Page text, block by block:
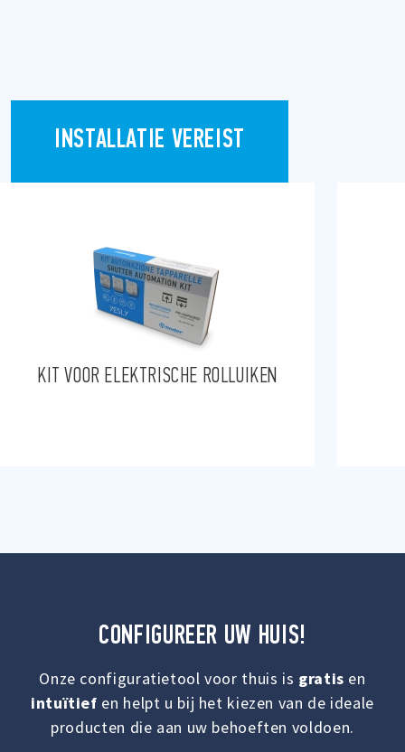
INSTALLATIE VEREIST
KIT VOOR ELEKTRISCHE ROLLUIKEN
CONFIGUREER UW HUIS!
Onze configuratietool voor thuis is gratis en
intuïtief en helpt u bij het kiezen van de ideale
producten die aan uw behoeften voldoen.